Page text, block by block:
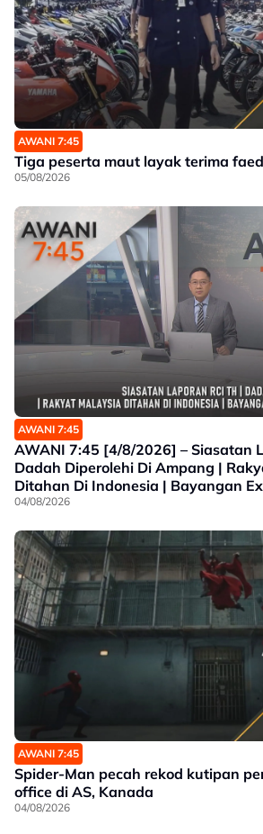
AWANI 7:45
Tiga peserta maut layak terima
05/08/2026
AWANI 7:45
AWANI 7:45 [4/8/2026] – Siasatan
Dadah Diperolehi Di Ampang |
Ditahan Di Indonesia | Bayangan
Sembilan
04/08/2026
AWANI 7:45
Spider-Man pecah rekod kutipan
office di AS, Kanada
04/08/2026